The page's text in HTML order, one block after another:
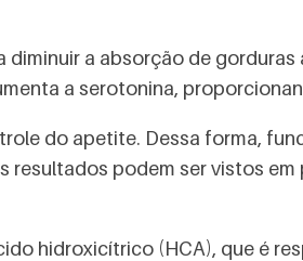
a absorção de
a serotonina,
do apetite. Dessa forma,
podem ser vistos
hidroxicítrico (HCA), que é